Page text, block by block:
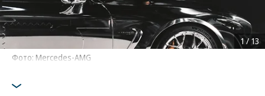
Фото: Mercedes-AMG
1/ 13